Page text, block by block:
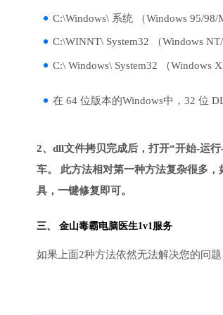
C:\Windows\ 系统 （Windows 95/98/
C:\WINNT\ System32 （Windows NT/
C:\ Windows\ System32 （Windows
在 64 位版本的Windows中，32 位
2、dll文件拷贝完成后，打开“开始-运
车。 此方法相对第一种方法复杂很多
具，一键修复即可。
三、 金山毒霸电脑医生1v1服务
如果上面2种方法依然无法解决您的问